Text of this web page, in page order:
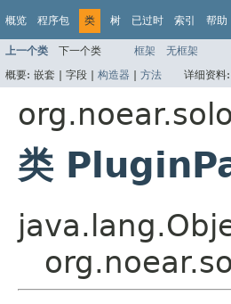
概览 程序包 类 树 已过时 索引 帮助
上一个类 下一个类 框架 无框架
概要: 嵌套 | 字段 | 构造器 | 方法 详细资料:
类